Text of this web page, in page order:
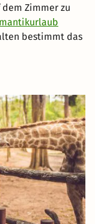
Zimmer zu
bestimmt das